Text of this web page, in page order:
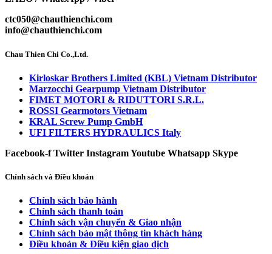
ctc050@chauthienchi.com
info@chauthienchi.com
Chau Thien Chi Co.,Ltd.
Kirloskar Brothers Limited (KBL) Vietnam Distributor
Marzocchi Gearpump Vietnam Distributor
FIMET MOTORI & RIDUTTORI S.R.L.
ROSSI Gearmotors Vietnam
KRAL Screw Pump GmbH
UFI FILTERS HYDRAULICS Italy
Facebook-f Twitter InstagramYoutube Whatsapp Skype
Chính sách và Điều khoản
Chính sách bảo hành
Chính sách thanh toán
Chính sách vận chuyển & Giao nhận
Chính sách bảo mật thông tin khách hàng
Điều khoản & Điều kiện giao dịch